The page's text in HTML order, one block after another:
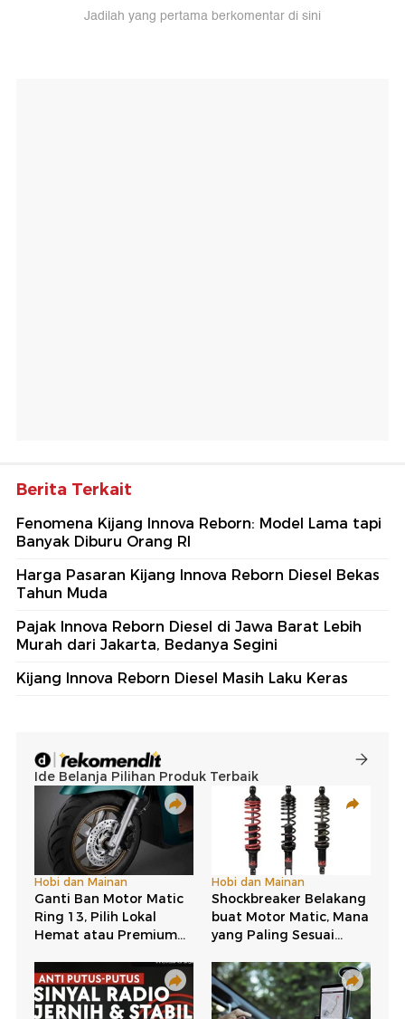
Jadilah yang pertama berkomentar di sini
Berita Terkait
Fenomena Kijang Innova Reborn: Model Lama tapi
Banyak Diburu Orang RI
Harga Pasaran Kijang Innova Reborn Diesel Bekas
Tahun Muda
Pajak Innova Reborn Diesel di Jawa Barat Lebih
Murah dari Jakarta, Bedanya Segini
Kijang Innova Reborn Diesel Masih Laku Keras